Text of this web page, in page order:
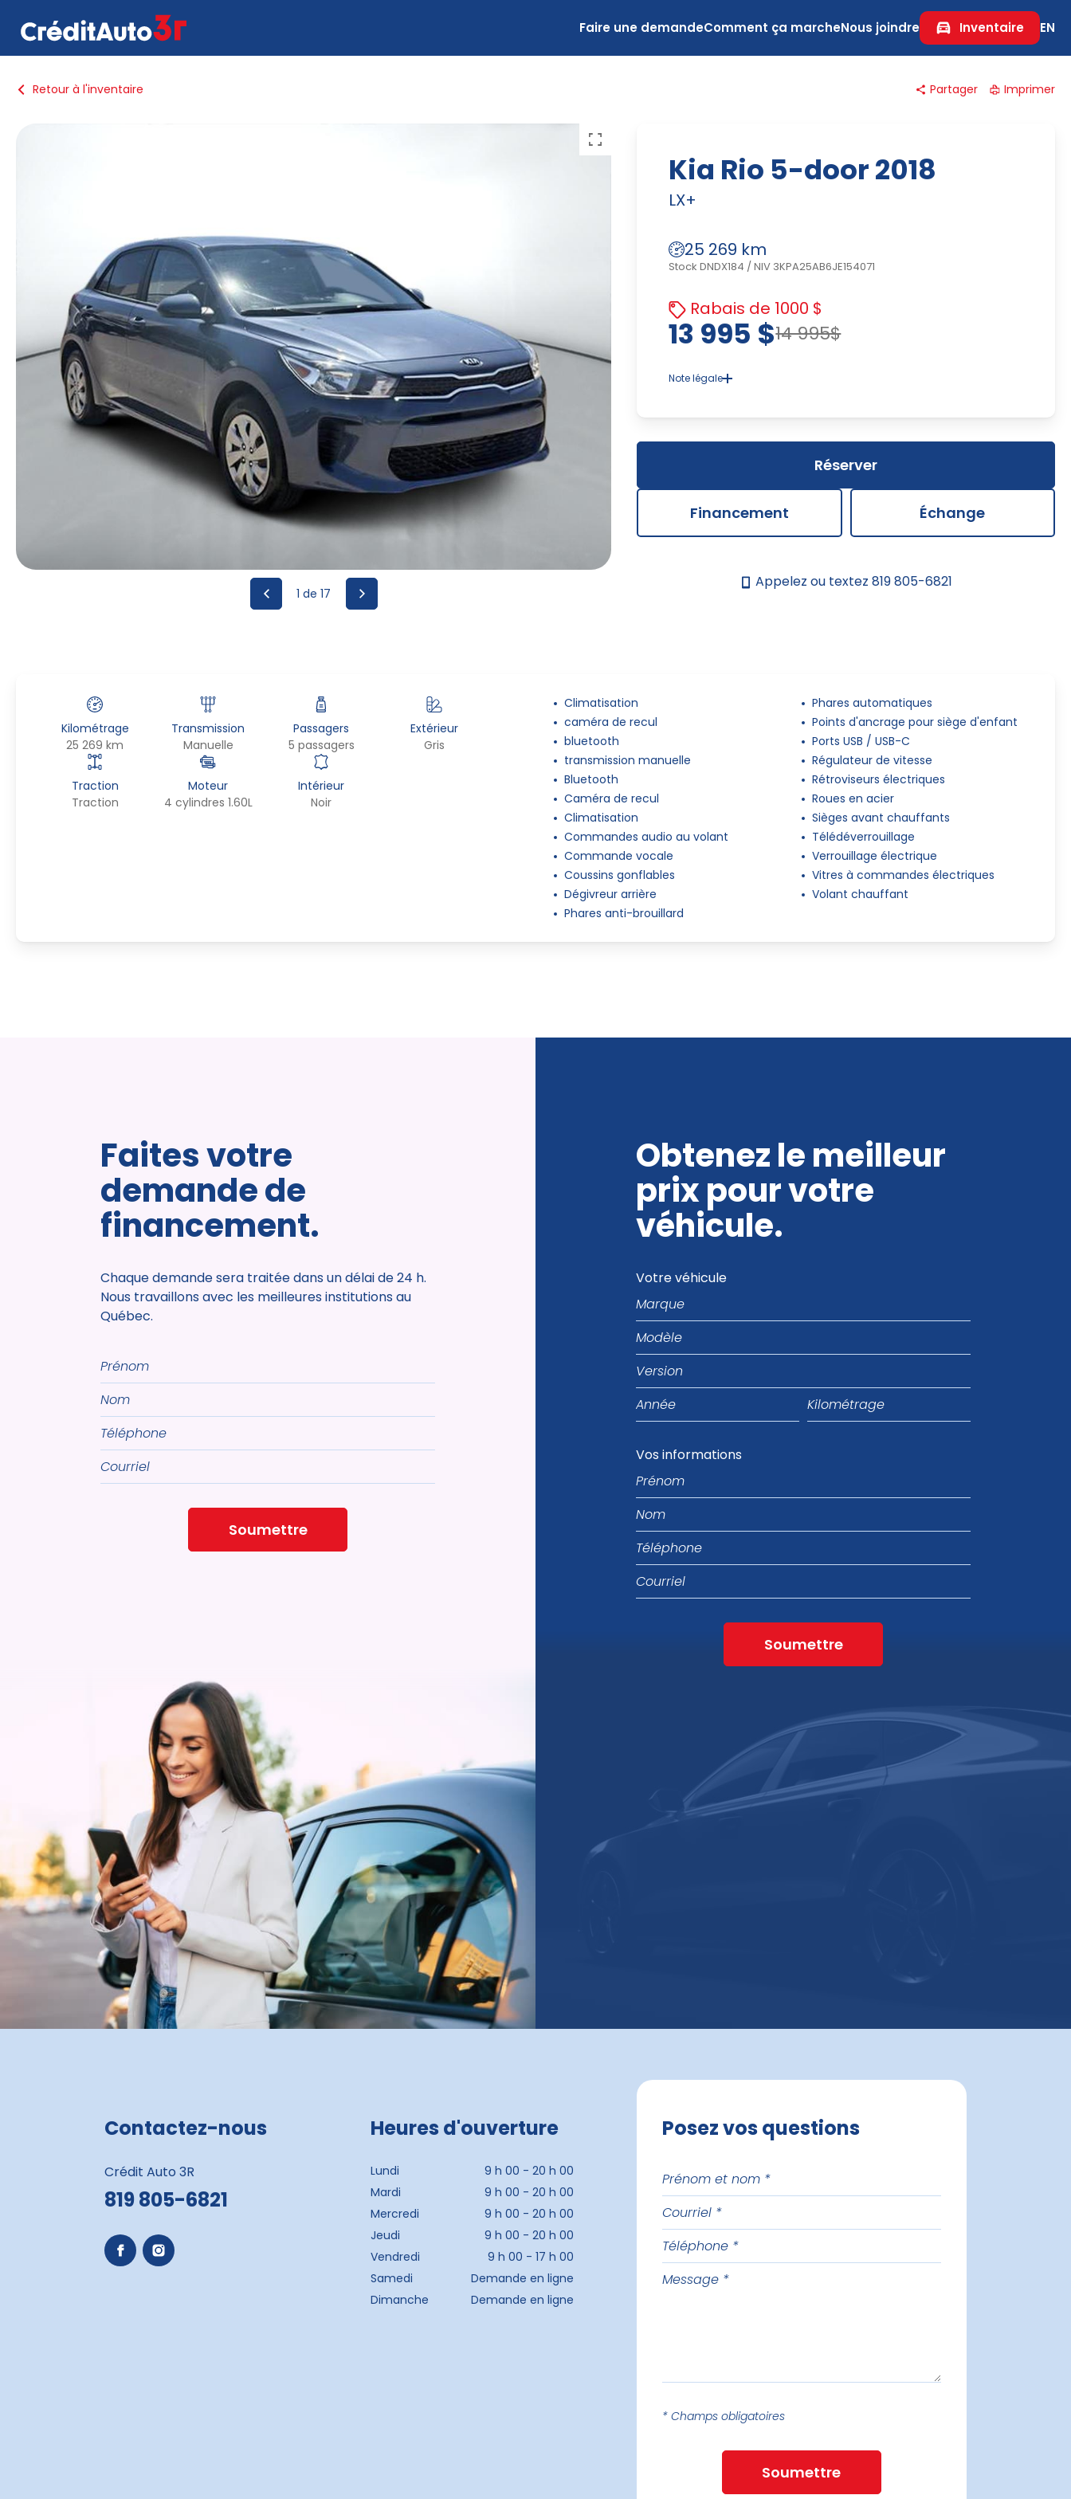
Faire une demandeComment ça marcheNous joindre Inventaire EN
Retour à l'inventaire Partager Imprimer
1 de 17
Kia Rio 5-door 2018
LX+
25 269 km
Stock DNDX184 /NIV 3KPA25AB6JE154071
Rabais de 1000 $
14 995$
13 995 $
Note légale
vitre en concession prévaudra. Nous nous efforçons d'offrir une
Réserver
Financement Échange
Appelez ou textez819 805-6821
Kilométrage
25 269 km
Transmission
Manuelle
Passagers
5 passagers
Extérieur
Gris
Traction
Traction
Moteur
4 cylindres 1.60L
Intérieur
Noir
Climatisation
caméra de recul
bluetooth
transmission manuelle
Bluetooth
Caméra de recul
Climatisation
Commandes audio au volant
Commande vocale
Coussins gonflables
Dégivreur arrière
Phares anti-brouillard
Phares automatiques
Points d'ancrage pour siège d'enfant
Ports USB / USB-C
Régulateur de vitesse
Rétroviseurs électriques
Roues en acier
Sièges avant chauffants
Télédéverrouillage
Verrouillage électrique
Vitres à commandes électriques
Volant chauffant
Faites votre
demande de
financement.
Chaque demande sera traitée dans un délai de 24 h.
Nous travaillons avec les meilleures institutions au
Québec.
Prénom
Nom
Téléphone
Courriel
Soumettre
Obtenez le meilleur
prix pour votre
véhicule.
Votre véhicule
Marque
Modèle
Version
Année
Kilométrage
Vos informations
Prénom
Nom
Téléphone
Courriel
Soumettre
Contactez-nous
Crédit Auto 3R
819 805-6821
Heures d'ouverture
Lundi
9 h 00 - 20 h 00
Mardi
9 h 00 - 20 h 00
Mercredi
9 h 00 - 20 h 00
Jeudi
9 h 00 - 20 h 00
Vendredi
9 h 00 - 17 h 00
Samedi
Demande en ligne
Dimanche
Demande en ligne
Posez vos questions
Prénom
nom
Courriel
Téléphone
Message
* Champs obligatoires
Soumettre